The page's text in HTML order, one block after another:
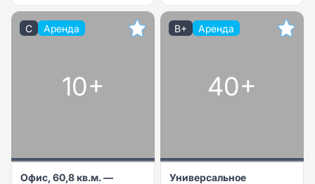
C Аренда
10+
Офис, 60,8 кв.м. —
B+ Аренда
40+
Универсальное